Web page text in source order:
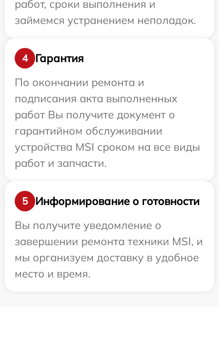
работ, сроки выполнения и
займемся устранением неполадок.
4
Гарантия
По окончании ремонта и
подписания акта выполненных
работ Вы получите документ о
гарантийном обслуживании
устройства MSI сроком на все виды
работ и запчасти.
5
Информирование о готовности
Вы получите уведомление о
завершении ремонта техники MSI, и
мы организуем доставку в удобное
место и время.